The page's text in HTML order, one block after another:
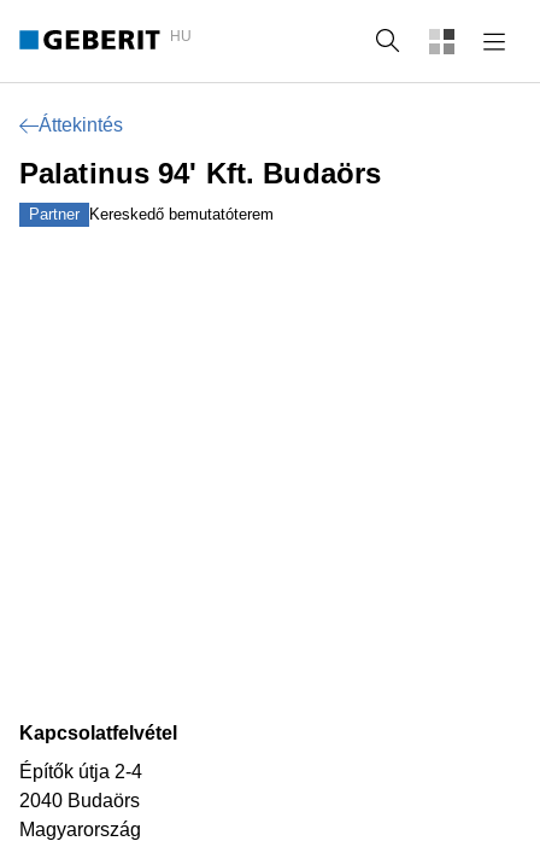
HU Keresés
Áttekintés
Palatinus 94' Kft. Budaörs
Partner Kereskedő bemutatóterem
Kapcsolatfelvétel
Építők útja 2-4
2040 Budaörs
Magyarország